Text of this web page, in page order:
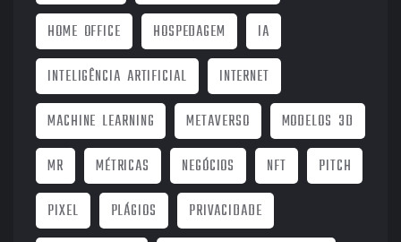
HOME OFFICE
HOSPEDAGEM
IA
INTELIGÊNCIA ARTIFICIAL
INTERNET
MACHINE LEARNING
METAVERSO
MODELOS 3D
MR
MÉTRICAS NEGÓCIOS NFT
PITCH
PIXEL
PLÁGIOS
PRIVACIDADE